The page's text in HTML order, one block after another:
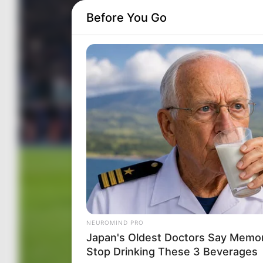
Before You Go
NEUROMIND PRO
Japan's Oldest Doctors Say
Stop Drinking These 3 Beverages